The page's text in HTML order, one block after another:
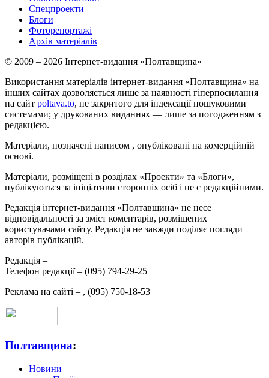
Спецпроекти
Блоги
Фоторепортажі
Архів матеріалів
© 2009 – 2026 Інтернет-видання «Полтавщина»
Використання матеріалів інтернет-видання «Полтавщина» на
інших сайтах дозволяється лише за наявності гіперпосилання
на сайт poltava.to, не закритого для індексації пошуковими
системами; у друкованих виданнях — лише за погодженням з
редакцією.
Матеріали, позначені написом , опубліковані на комерційній
основі.
Матеріали, розміщені в розділах «Проекти» та «Блоги»,
публікуються за ініціативи сторонніх осіб і не є редакційними.
Редакція інтернет-видання «Полтавщина» не несе
відповідальності за зміст коментарів, розміщених
користувачами сайту. Редакція не завжди поділяє погляди
авторів публікацій.
Редакція –
Телефон редакції – (095) 794-29-25
Реклама на сайті – , (095) 750-18-53
Полтавщина:
Новини